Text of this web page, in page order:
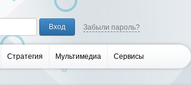
Забыли пароль?
Стратегия Мультимедиа Сервисы